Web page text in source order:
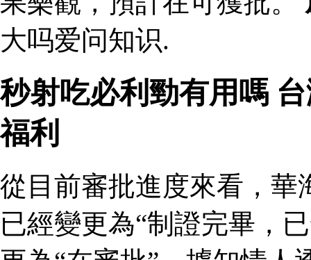
大吗爱问知识.
秒射吃必利勁有用嗎
福利
從目前審批進度來看，華
已經變更為“制證完畢，